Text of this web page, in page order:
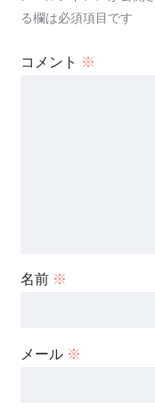
る欄は必須項目です
コメント ※
名前 ※
メール ※